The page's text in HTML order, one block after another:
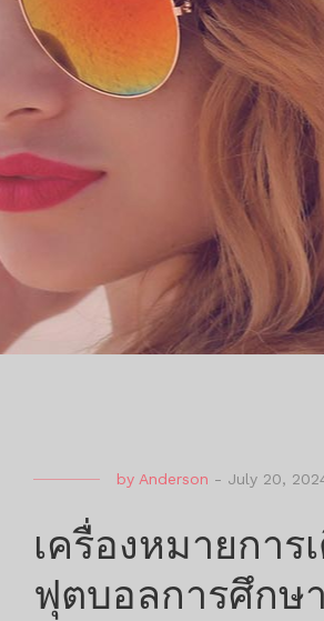
by Anderson - July 20,
เครื่องหมายการ
ฟุตบอลการศึกษ